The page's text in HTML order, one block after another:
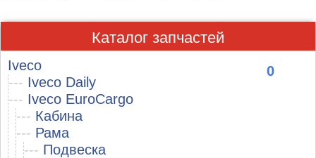
Каталог запчастей
Iveco
--- Iveco Daily
--- Iveco EuroCargo
--- Кабина
--- Рама
--- Подвеска
0